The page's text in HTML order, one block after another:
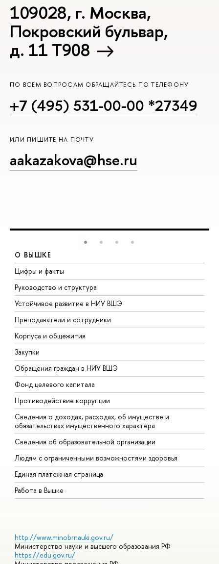
109028, г. Москва,
Покровский бульвар,
д. 11 T908
ПО ВСЕМ ВОПРОСАМ ОБРАЩАЙТЕСЬ ПО ТЕЛЕФОНУ
+7 (495) 531-00-00 *27349
ИЛИ ПИШИТЕ НА ПОЧТУ
aakazakova@hse.ru
О ВЫШКЕ
Цифры и факты
Руководство и структура
Устойчивое развитие в НИУ ВШЭ
Преподаватели и сотрудники
Корпуса и общежития
Закупки
Обращения граждан в НИУ ВШЭ
Фонд целевого капитала
Противодействие коррупции
Сведения о доходах, расходах, об имуществе и
обязательствах имущественного характера
Сведения об образовательной организации
Людям с ограниченными возможностями здоровья
Единая платежная страница
Работа в Вышке
http://www.minobrnauki.gov.ru/
Министерство науки и высшего образования РФ
https://edu.gov.ru/